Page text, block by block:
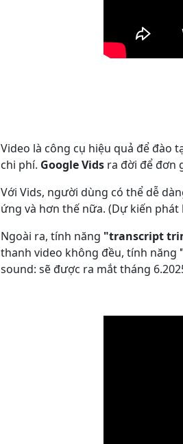
Video là công cụ hiệu quả để đào
chi phí. Google Vids ra đời để đơn
Với Vids, người dùng có thể dễ
ứng và hơn thế nữa. (Dự kiến phát
Ngoài ra, tính năng "transcript
thanh video không đều, tính năng
sound: sẽ được ra mắt tháng